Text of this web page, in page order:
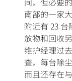
南部的一家
附近有 23
放物和回收
维护经理过
查，每台除
而且还存在